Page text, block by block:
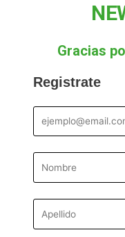
Gracias
Registrate